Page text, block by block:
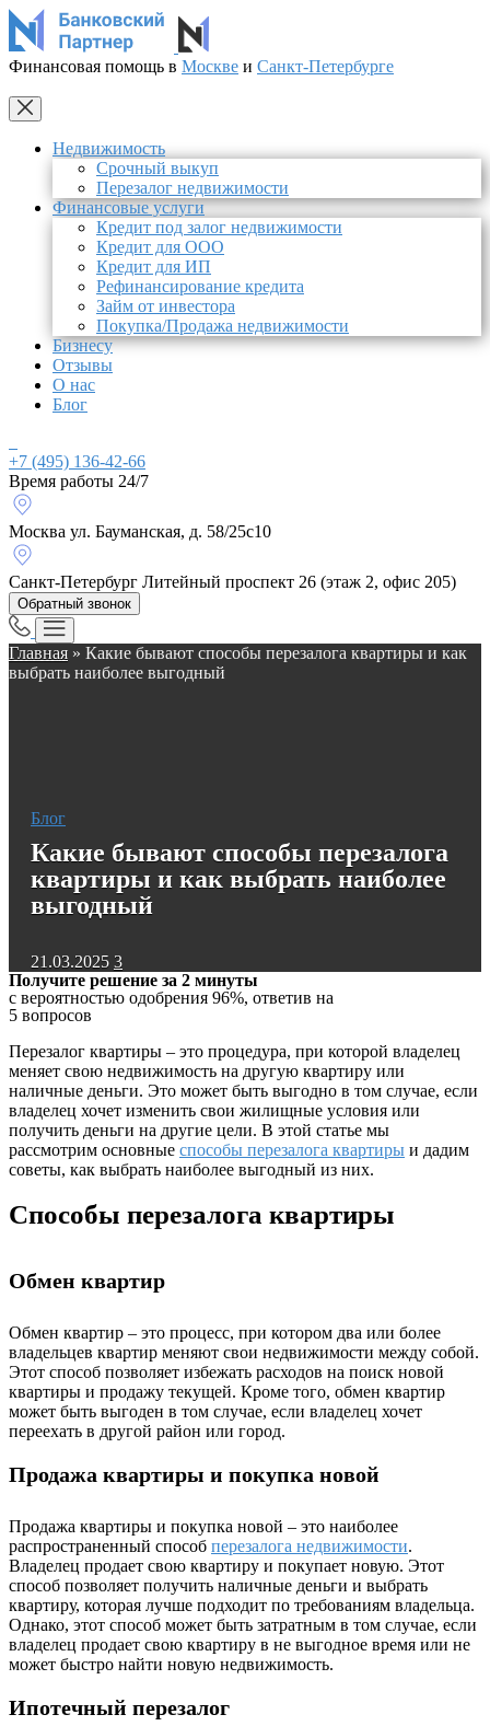
Финансовая помощь в Москве и Санкт-Петербурге
Недвижимость
Срочный выкуп
Перезалог недвижимости
Финансовые услуги
Кредит под залог недвижимости
Кредит для ООО
Кредит для ИП
Рефинансирование кредита
Займ от инвестора
Покупка/Продажа недвижимости
Бизнесу
Отзывы
О нас
Блог
+7 (495) 136-42-66
Время работы 24/7
Москва ул. Бауманская, д. 58/25с10
Санкт-Петербург Литейный проспект 26 (этаж 2, офис 205)
Обратный звонок
Главная » Какие бывают способы перезалога квартиры и как
выбрать наиболее выгодный
Блог
Какие бывают способы перезалога
квартиры и как выбрать наиболее
выгодный
21.03.2025 3
Получите решение за 2 минуты
с вероятностью одобрения 96%, ответив на
5 вопросов
Перезалог квартиры – это процедура, при которой владелец
меняет свою недвижимость на другую квартиру или
наличные деньги. Это может быть выгодно в том случае, если
владелец хочет изменить свои жилищные условия или
получить деньги на другие цели. В этой статье мы
рассмотрим основные способы перезалога квартиры и дадим
советы, как выбрать наиболее выгодный из них.
Способы перезалога квартиры
Обмен квартир
Обмен квартир – это процесс, при котором два или более
владельцев квартир меняют свои недвижимости между собой.
Этот способ позволяет избежать расходов на поиск новой
квартиры и продажу текущей. Кроме того, обмен квартир
может быть выгоден в том случае, если владелец хочет
переехать в другой район или город.
Продажа квартиры и покупка новой
Продажа квартиры и покупка новой – это наиболее
распространенный способ перезалога недвижимости.
Владелец продает свою квартиру и покупает новую. Этот
способ позволяет получить наличные деньги и выбрать
квартиру, которая лучше подходит по требованиям владельца.
Однако, этот способ может быть затратным в том случае, если
владелец продает свою квартиру в не выгодное время или не
может быстро найти новую недвижимость.
Ипотечный перезалог